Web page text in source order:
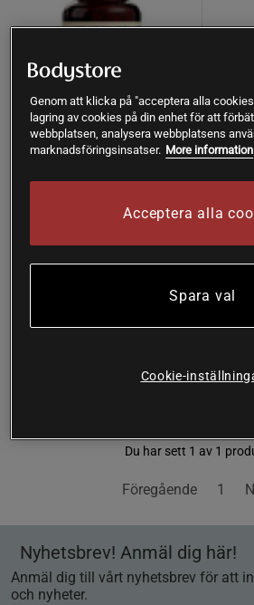
Sigrid Stabiliser 120 kapslar
752 kr
Du har sett 1 av 1
Föregående 1
Nyhetsbrev! Anmäl dig här!
Anmäl dig till vårt nyhetsbrev för att
och nyheter.
Genom att klicka på "acceptera alla
lagring av cookies på din enhet för att
webbplatsen, analysera webbplatsens
marknadsföringsinsatser. More information
Acceptera alla
Spara val
Cookie-